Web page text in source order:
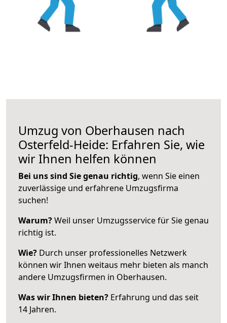
Umzug von Oberhausen nach
Osterfeld-Heide: Erfahren Sie, wie
wir Ihnen helfen können
Bei uns sind Sie genau richtig, wenn Sie einen
zuverlässige und erfahrene Umzugsfirma
suchen!
Warum?Weil unser Umzugsservice für Sie genau
richtig ist.
Wie? Durch unser professionelles Netzwerk
können wir Ihnen weitaus mehr bieten als manch
andere Umzugsfirmen in Oberhausen.
Was wir Ihnen bieten? Erfahrung und das seit
14 Jahren.